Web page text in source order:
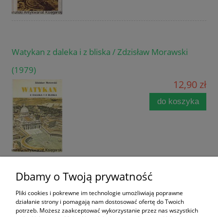
Watykan z daleka i z bliska / Zdzisław Morawski
(1979)
12,90 zł
do koszyka
Youcat Polski : Katechizm Kościoła Katolickiego dla
młodych / Brak autora
Dbamy o Twoją prywatność
Pliki cookies i pokrewne im technologie umożliwiają poprawne
działanie strony i pomagają nam dostosować ofertę do Twoich
potrzeb. Możesz zaakceptować wykorzystanie przez nas wszystkich